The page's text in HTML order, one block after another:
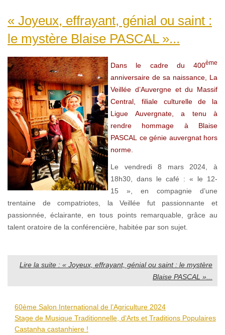
« Joyeux, effrayant, génial ou saint :
le mystère Blaise PASCAL »...
Dans le cadre du 400ème
anniversaire de sa naissance, La
Veillée d’Auvergne et du Massif
Central, filiale culturelle de la
Ligue Auvergnate, a tenu à
rendre hommage à Blaise
PASCAL ce génie auvergnat hors
norme.
Le vendredi 8 mars 2024, à
18h30, dans le café : « le 12-
15 », en compagnie d’une
trentaine de compatriotes, la Veillée fut passionnante et
passionnée, éclairante, en tous points remarquable, grâce au
talent oratoire de la conférencière, habitée par son sujet.
Lire la suite : « Joyeux, effrayant, génial ou saint : le mystère
Blaise PASCAL »...
60ème Salon International de l’Agriculture 2024
Stage de Musique Traditionnelle, d'Arts et Traditions Populaires
Castanha castanhiere !